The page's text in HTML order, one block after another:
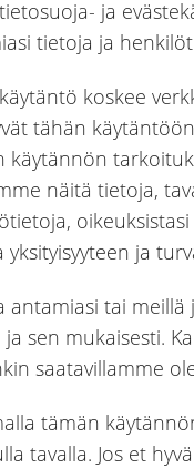
ja
tietoja ja
koskee
tähän
käytännön
näitä tietoja,
yksityisyyteen ja
antamiasi tai
ja sen mukaisesti.
saatavillamme
tämän
tavalla. Jos et